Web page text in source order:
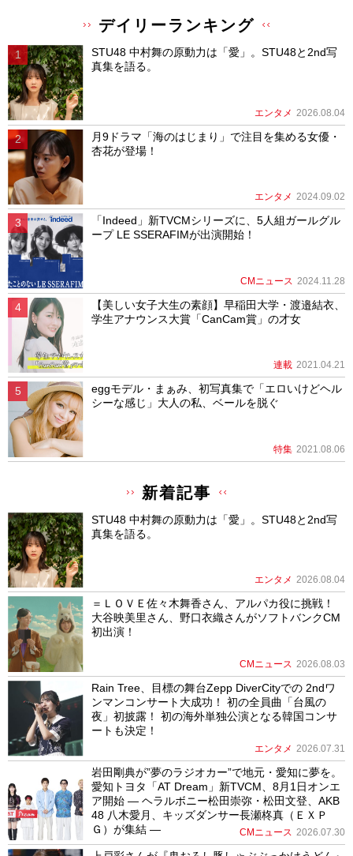
デイリーランキング
STU48 中村舞の原動力は「愛」。STU48と2nd写
真集を語る。
エンタメ 2026.08.04
月9ドラマ「海のはじまり」で注目を集める女優・
杏花が登場！
エンタメ 2024.09.02
「Indeed」新TVCMシリーズに、5人組ガールグル
ープ LE SSERAFIMが出演開始！
CMニュース 2024.11.28
【美しい女子大生の素顔】早稲田大学・渡邉結衣、
学生アナウンス大賞「CanCam賞」の才女
連載 2021.04.21
eggモデル・まぁみ、初写真集で「エロいけどヘル
シーな感じ」大人の私、ベールを脱ぐ
特集 2021.08.06
新着記事
STU48 中村舞の原動力は「愛」。STU48と2nd写
真集を語る。
エンタメ 2026.08.04
＝ＬＯＶＥ佐々木舞香さん、アルパカ役に挑戦！
大谷映美里さん、野口衣織さんがソフトバンクCM
初出演！
CMニュース 2026.08.03
Rain Tree、目標の舞台Zepp DiverCityでの 2ndワ
ンマンコンサート大成功！ 初の全員曲「台風の
夜」初披露！ 初の海外単独公演となる韓国コンサ
ートも決定！
エンタメ 2026.07.31
岩田剛典が”夢のラジオカー”で地元・愛知に夢を。
愛知トヨタ「AT Dream」新TVCM、8月1日オンエ
ア開始 ― ヘラルボニー松田崇弥・松田文登、AKB
48 八木愛月、キッズダンサー長瀬柊真（ＥＸＰ
Ｇ）が集結 ―
CMニュース 2026.07.30